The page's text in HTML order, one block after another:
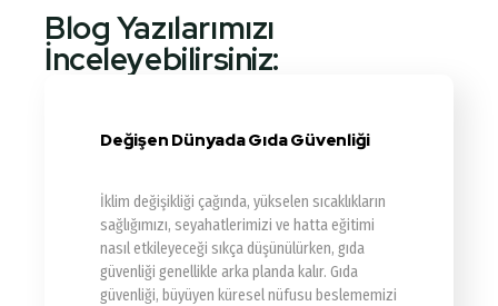
Blog Yazılarımızı
İnceleyebilirsiniz:
Değişen Dünyada Gıda Güvenliği
İklim değişikliği çağında, yükselen sıcaklıkların
sağlığımızı, seyahatlerimizi ve hatta eğitimi
nasıl etkileyeceği sıkça düşünülürken, gıda
güvenliği genellikle arka planda kalır. Gıda
güvenliği, büyüyen küresel nüfusu beslememizi